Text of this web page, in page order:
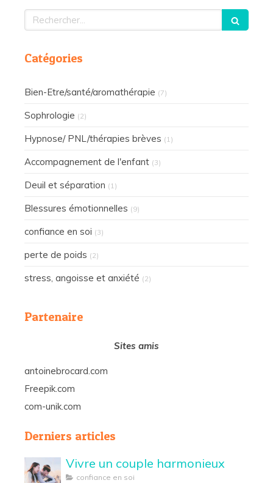
Rechercher
Catégories
Bien-Etre/santé/aromathérapie (7)
Sophrologie (2)
Hypnose/ PNL/thérapies brèves (1)
Accompagnement de l'enfant (3)
Deuil et séparation (1)
Blessures émotionnelles (9)
confiance en soi (3)
perte de poids (2)
stress, angoisse et anxiété (2)
Partenaire
Sites amis
antoinebrocard.com
Freepik.com
com-unik.com
Derniers articles
Vivre un couple harmonieux
confiance en soi